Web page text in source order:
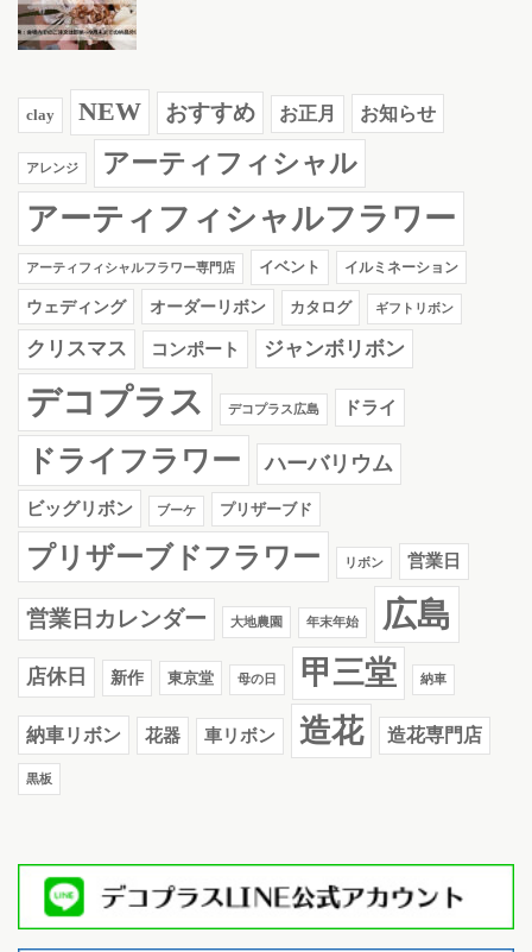
clay NEW おすすめ お正月 お知らせ
アレンジ アーティフィシャル
アーティフィシャルフラワー
アーティフィシャルフラワー専門店 イベント イルミネーション
ウェディング オーダーリボン カタログ ギフトリボン
クリスマス コンポート ジャンボリボン
デコプラス デコプラス広島 ドライ
ドライフラワー ハーバリウム
ビッグリボン ブーケ プリザーブド
プリザーブドフラワー リボン 営業日
営業日カレンダー 大地農園 年末年始 広島
店休日 新作 東京堂 母の日 甲三堂 納車
納車リボン 花器 車リボン 造花 造花専門店
黒板